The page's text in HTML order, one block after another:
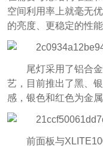
空间利用率上就毫无
的亮度、更稳定的性
尾灯采用了铝合
艺，目前推出了黑、
感，银色和红色为金属
前面板与